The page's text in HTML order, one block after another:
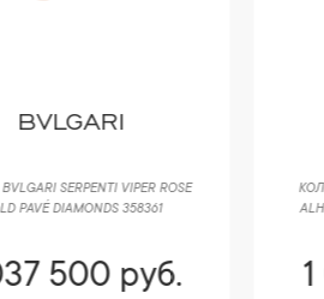
ROSE
VAN
КОЛЬЕ VAN CLEEF &
ALHAMBRA 10 MOTIFS
1 037 500